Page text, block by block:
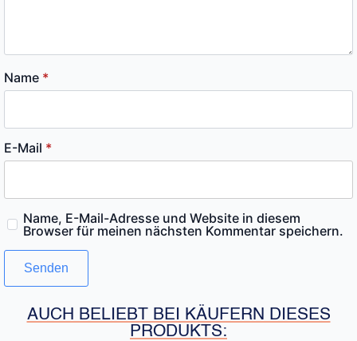
Name *
E-Mail *
Name, E-Mail-Adresse und Website in diesem
Browser für meinen nächsten Kommentar speichern.
AUCH BELIEBT BEI KÄUFERN DIESES
PRODUKTS: